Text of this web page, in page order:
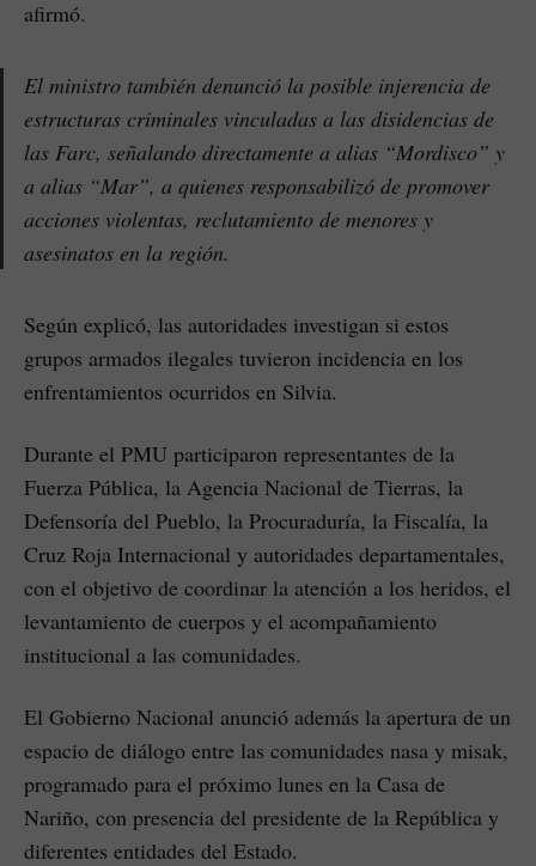
afirmó.
El ministro también denunció la posible injerencia de
estructuras criminales vinculadas a las disidencias de
las Farc, señalando directamente a alias “Mordisco” y
a alias “Mar”, a quienes responsabilizó de promover
acciones violentas, reclutamiento de menores y
asesinatos en la región.
Según explicó, las autoridades investigan si estos
grupos armados ilegales tuvieron incidencia en los
enfrentamientos ocurridos en Silvia.
Durante el PMU participaron representantes de la
Fuerza Pública, la Agencia Nacional de Tierras, la
Defensoría del Pueblo, la Procuraduría, la Fiscalía, la
Cruz Roja Internacional y autoridades departamentales,
con el objetivo de coordinar la atención a los heridos, el
levantamiento de cuerpos y el acompañamiento
institucional a las comunidades.
El Gobierno Nacional anunció además la apertura de un
espacio de diálogo entre las comunidades nasa y misak,
programado para el próximo lunes en la Casa de
Nariño, con presencia del presidente de la República y
diferentes entidades del Estado.